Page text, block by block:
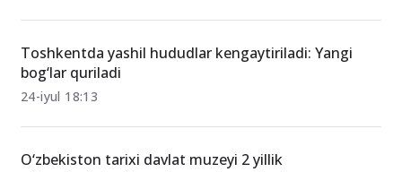
Toshkentda yashil hududlar kengaytiriladi: Yangi
bog‘lar quriladi
24-iyul 18:13
O‘zbekiston tarixi davlat muzeyi 2 yillik